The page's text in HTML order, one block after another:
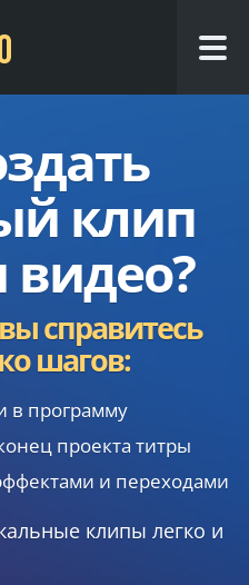
клип
видео?
справитесь
шагов:
в программу
проекта титры
и переходами
клипы легко и